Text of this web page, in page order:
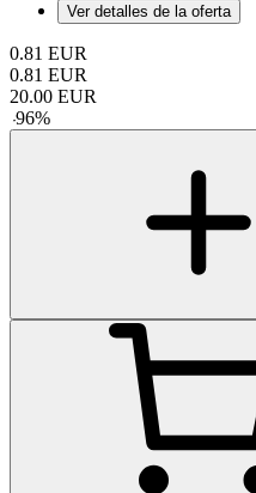
Ver detalles de la oferta
0.81 EUR
0.81 EUR
20.00 EUR
-96%